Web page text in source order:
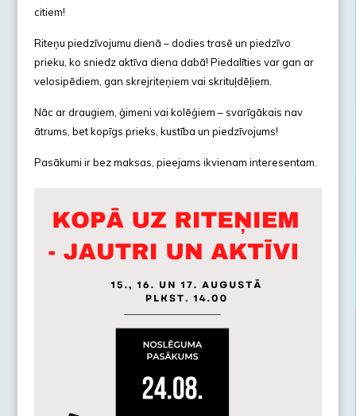
citiem!
Riteņu piedzīvojumu dienā – dodies trasē un piedzīvo
prieku, ko sniedz aktīva diena dabā! Piedalīties var gan ar
velosipēdiem, gan skrejriteņiem vai skrituļdēļiem.
Nāc ar draugiem, ģimeni vai kolēģiem – svarīgākais nav
ātrums, bet kopīgs prieks, kustība un piedzīvojums!
Pasākumi ir bez maksas, pieejams ikvienam interesentam.